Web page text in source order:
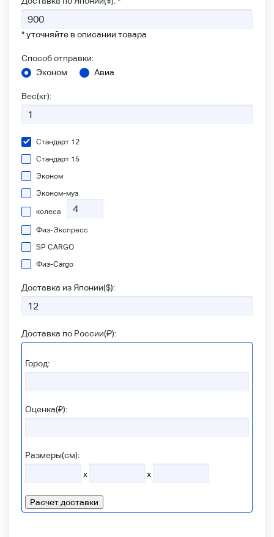
* уточняйте в описании товара
Способ отправки:
Эконом
Авиа
Вес(кг):
Стандарт 12
Стандарт 15
Эконом
Эконом-муз
колеса
Физ-Экспресс
SP CARGO
Физ-Сargo
Доставка из Японии($):
Доставка по России(₽):
Город:
Оценка(₽):
Размеры(см):
x
x
Расчет доставки